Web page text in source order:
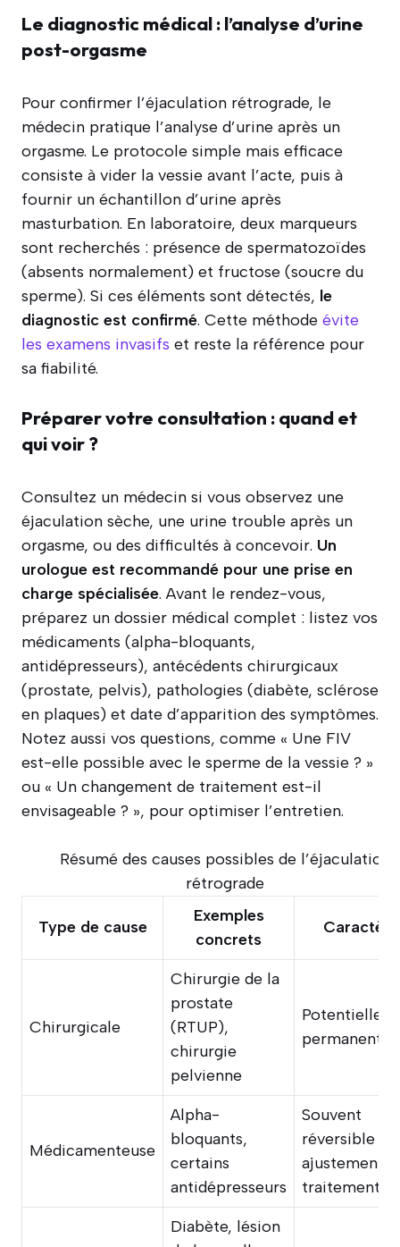
Le diagnostic médical : l’analyse d’urine
post-orgasme
Pour confirmer l’éjaculation rétrograde, le
médecin pratique l’analyse d’urine après un
orgasme. Le protocole simple mais efficace
consiste à vider la vessie avant l’acte, puis à
fournir un échantillon d’urine après
masturbation. En laboratoire, deux marqueurs
sont recherchés : présence de spermatozoïdes
(absents normalement) et fructose (soucre du
sperme). Si ces éléments sont détectés, le
diagnostic est confirmé. Cette méthode évite
les examens invasifs et reste la référence pour
sa fiabilité.
Préparer votre consultation : quand et
qui voir ?
Consultez un médecin si vous observez une
éjaculation sèche, une urine trouble après un
orgasme, ou des difficultés à concevoir. Un
urologue est recommandé pour une prise en
charge spécialisée. Avant le rendez-vous,
préparez un dossier médical complet : listez vos
médicaments (alpha-bloquants,
antidépresseurs), antécédents chirurgicaux
(prostate, pelvis), pathologies (diabète, sclérose
en plaques) et date d’apparition des symptômes.
Notez aussi vos questions, comme « Une FIV
est-elle possible avec le sperme de la vessie ? »
ou « Un changement de traitement est-il
envisageable ? », pour optimiser l’entretien.
Résumé des causes possibles de l’éjaculation
rétrograde
Type de cause
Exemples
concrets
Caractère
Chirurgicale
Chirurgie de la
prostate
(RTUP),
chirurgie
pelvienne
permanent
Médicamenteuse
Alpha-
bloquants,
certains
antidépresseurs
Souvent
réversible
ajustement
traitement
Diabète, lésion